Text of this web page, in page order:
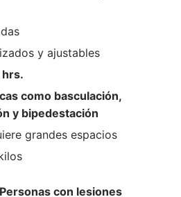
y ajustables
hrs.
como basculación,
y bipedestación
grandes espacios
con lesiones